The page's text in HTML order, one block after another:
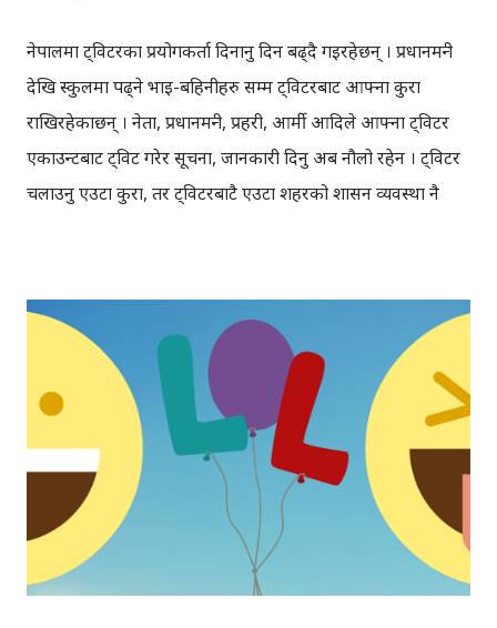
नेपालमा ट्विटरका प्रयोगकर्ता दिनानु दिन बढ्दै गइरहेछन् । प्रधानमन्त्री
देखि स्कुलमा पढ्ने भाइ-बहिनीहरु सम्म ट्विटरबाट आफ्ना कुरा
राखिरहेकाछन् । नेता, प्रधानमन्त्री, प्रहरी, आर्मी आदिले आफ्ना ट्विटर
एकाउन्टबाट ट्विट गरेर सूचना, जानकारी दिनु अब नौलो रहेन । ट्विटर
चलाउनु एउटा कुरा, तर ट्विटरबाटै एउटा शहरको शासन व्यवस्था नै
साभार गरेर यहाँ प्रस्तुत गरिएकोछ । स्पेनको हुन् (जुन्) शहरका मेयरको
घरमा अप्रिलमा छोरी जन्मिइन् । मेयरले आफ्नी भर्खर जन्मिएको
छोरीका लागि ट्विटरमा एकाउन्ट बनाइदिए अनि जन्मिएको खबर,
छोरीकै ट्विटरबाट "म जन्मिएँ" भन्दै ट्विट गरेर खबर सार्वजनिक गरे ।
जन्मने बित्तिकै फेसबुक र ट्विटर , किन चाहियो भनेर धेरैलाई चासो
लाग्नु र अचम्म लाग्नु स्वाभाविक नै हो, तर यस स्पेनिश शहरका
वासिन्दालाई भने यो सामान्य कुरा हो । करिब ३५ सय जनसङख्या
रहेको यस शहरमा प्राय: हरेक गतिविधि ट्विटरबाटै हुन्छ । सम्भवत:
संसारभरिमै यस शहरका वासिन्दा सबैभन्दा एक्ट...